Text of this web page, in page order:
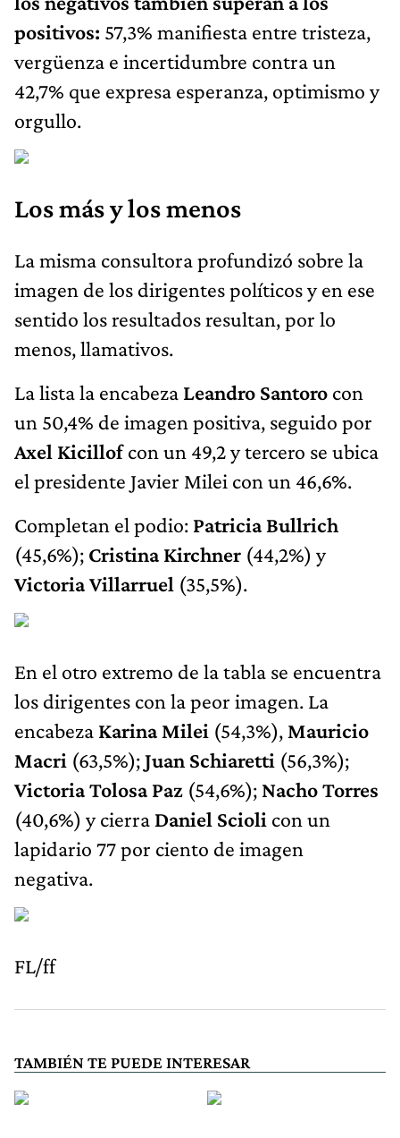
positivos: 57,3% manifiesta entre tristeza,
vergüenza e incertidumbre contra un
42,7% que expresa esperanza, optimismo y
orgullo.
Los más y los menos
La misma consultora profundizó sobre la
imagen de los dirigentes políticos y en ese
sentido los resultados resultan, por lo
menos, llamativos.
La lista la encabeza Leandro Santoro con
un 50,4% de imagen positiva, seguido por
Axel Kicillofcon un 49,2 y tercero se ubica
el presidente Javier Milei con un 46,6%.
Completan el podio: Patricia Bullrich
(45,6%); Cristina Kirchner (44,2%) y
Victoria Villarruel (35,5%).
En el otro extremo de la tabla se encuentra
los dirigentes con la peor imagen. La
encabeza Karina Milei (54,3%), Mauricio
Macri (63,5%);Juan Schiaretti (56,3%);
Victoria Tolosa Paz (54,6%); Nacho Torres
(40,6%) y cierra Daniel Scioli con un
lapidario 77 por ciento de imagen
negativa.
FL/ff
TAMBIÉN TE PUEDE INTERESAR